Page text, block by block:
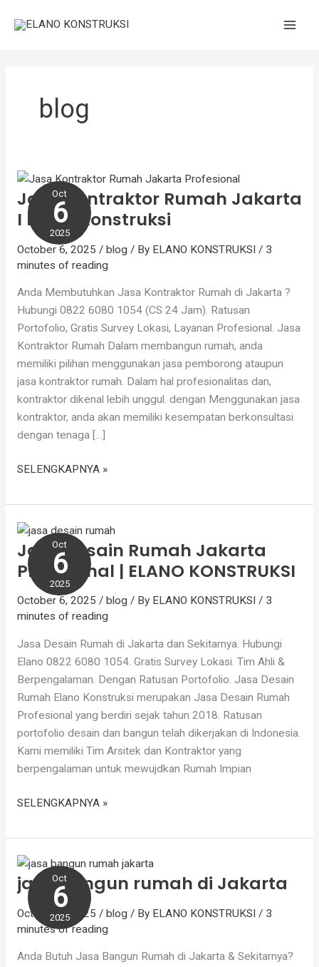
blog
Oct
6
2025
Jasa Kontraktor Rumah Jakarta
I Elano Konstruksi
October 6, 2025 / blog / By ELANO KONSTRUKSI / 3
minutes of reading
Anda Membutuhkan Jasa Kontraktor Rumah di Jakarta ?
Hubungi 0822 6080 1054 (CS 24 Jam). Ratusan
Portofolio, Gratis Survey Lokasi, Layanan Profesional. Jasa
Kontraktor Rumah Dalam membangun rumah, anda
memiliki pilihan menggunakan jasa pemborong ataupun
jasa kontraktor rumah. Dalam hal profesionalitas dan,
kontraktor dikenal lebih unggul. dengan Menggunakan jasa
kontraktor, anda akan memiliki kesempatan berkonsultasi
dengan tenaga […]
Kontraktor
Rumah
Jakarta
Elano
Konstruksi
SELENGKAPNYA »
Oct
6
2025
Jasa Desain Rumah Jakarta
Profesional | ELANO KONSTRUKSI
October 6, 2025 / blog / By ELANO KONSTRUKSI / 3
minutes of reading
Jasa Desain Rumah di Jakarta dan Sekitarnya. Hubungi
Elano 0822 6080 1054. Gratis Survey Lokasi. Tim Ahli &
Berpengalaman. Dengan Ratusan Portofolio. Jasa Desain
Rumah Elano Konstruksi merupakan Jasa Desain Rumah
Profesional yang berdiri sejak tahun 2018. Ratusan
portofolio desain dan bangun telah dikerjakan di Indonesia.
Kami memiliki Tim Arsitek dan Kontraktor yang
berpengalaman untuk mewujdkan Rumah Impian
Desain
Rumah
Jakarta
Profesional
|
ELANO
KONSTRUKSI
SELENGKAPNYA »
Oct
6
2025
jasa bangun rumah di Jakarta
October 6, 2025 / blog / By ELANO KONSTRUKSI / 3
minutes of reading
Anda Butuh Jasa Bangun Rumah di Jakarta & Sekitarnya?
bangun
rumah
Jakarta